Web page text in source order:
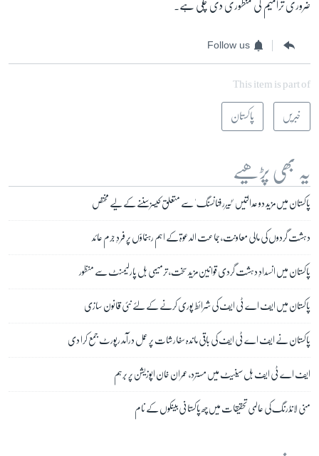
ضروری ترامیم کی منظوری دی چکی ہے۔
Follow us
This item is part of
خبریں پاکستان
یہ بھی پڑھیے
پاکستان میں مزید دو عدالتیں 'ٹیرر فنانسنگ' سے متعلق کیسز سننے کے لیے مختص
دہشت گردوں کی مالی معاونت، جماعت الدعوة کے اہم رہنماؤں پر فردِ جرم عائد
پاکستان میں انسدادِ دہشت گردی قوانین مزید سخت، ترمیمی بل پارلیمنٹ سے منظور
پاکستان میں ایف اے ٹی ایف کی شرائط پوری کرنے کے لئے نئی قانون سازی
پاکستان نے ایف اے ٹی ایف کی باقی ماندہ سفارشات پر عمل درآمد رپورٹ جمع کرا دی
ایف اے ٹی ایف بل سینیٹ میں مسترد، عمران خان اپوزیشن پر برہم
منی لانڈرنگ کی عالمی تحقیقات میں چھ پاکستانی بینکوں کے نام